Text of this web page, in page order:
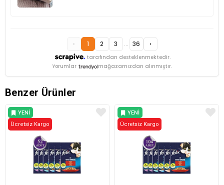
tarafından desteklenmektedir.
‹ 1 2 3 ... 36 ›
Yorumlar mağazamızdan alınmıştır.
Benzer Ürünler
YENI
ÜRÜN
Ücretsiz Kargo
YENI
ÜRÜN
Ücretsiz Kargo